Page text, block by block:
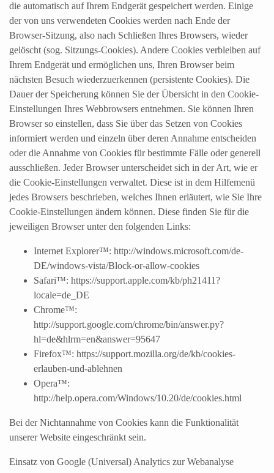
die automatisch auf Ihrem Endgerät gespeichert werden. Einige
der von uns verwendeten Cookies werden nach Ende der
Browser-Sitzung, also nach Schließen Ihres Browsers, wieder
gelöscht (sog. Sitzungs-Cookies). Andere Cookies verbleiben auf
Ihrem Endgerät und ermöglichen uns, Ihren Browser beim
nächsten Besuch wiederzuerkennen (persistente Cookies). Die
Dauer der Speicherung können Sie der Übersicht in den Cookie-
Einstellungen Ihres Webbrowsers entnehmen. Sie können Ihren
Browser so einstellen, dass Sie über das Setzen von Cookies
informiert werden und einzeln über deren Annahme entscheiden
oder die Annahme von Cookies für bestimmte Fälle oder generell
ausschließen. Jeder Browser unterscheidet sich in der Art, wie er
die Cookie-Einstellungen verwaltet. Diese ist in dem Hilfemenü
jedes Browsers beschrieben, welches Ihnen erläutert, wie Sie Ihre
Cookie-Einstellungen ändern können. Diese finden Sie für die
jeweiligen Browser unter den folgenden Links:
Internet Explorer™: http://windows.microsoft.com/de-
DE/windows-vista/Block-or-allow-cookies
Safari™: https://support.apple.com/kb/ph21411?
locale=de_DE
Chrome™:
http://support.google.com/chrome/bin/answer.py?
hl=de&hlrm=en&answer=95647
Firefox™: https://support.mozilla.org/de/kb/cookies-
erlauben-und-ablehnen
Opera™:
http://help.opera.com/Windows/10.20/de/cookies.html
Bei der Nichtannahme von Cookies kann die Funktionalität
unserer Website eingeschränkt sein.
Einsatz von Google (Universal) Analytics zur Webanalyse